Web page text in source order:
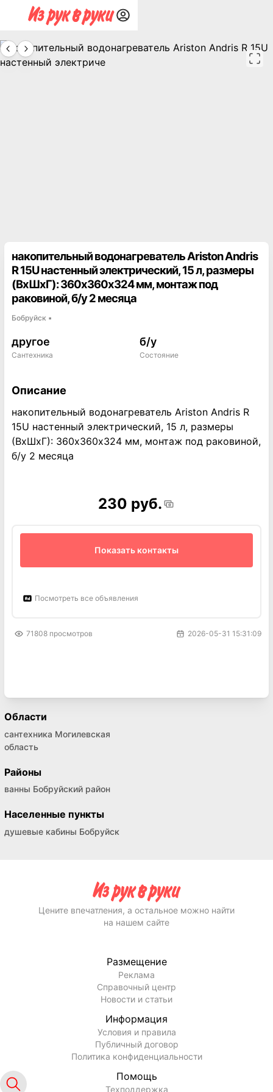
накопительный водонагреватель Ariston Andris
R 15U настенный электрический, 15 л, размеры
(ВхШхГ): 360х360х324 мм, монтаж под
раковиной, б/у 2 месяца
Бобруйск ▪
другое
Сантехника
б/у
Состояние
Описание
накопительный водонагреватель Ariston Andris R
15U настенный электрический, 15 л, размеры
(ВхШхГ): 360х360х324 мм, монтаж под раковиной,
б/у 2 месяца
230 руб.
Показать контакты
Посмотреть все объявления
71808 просмотров 2026-05-31 15:31:09
Области
сантехника Могилевская
область
Районы
ванны Бобруйский район
Населенные пункты
душевые кабины Бобруйск
Цените впечатления, а остальное можно найти
на нашем сайте
Размещение
Реклама
Справочный центр
Новости и статьи
Информация
Условия и правила
Публичный договор
Политика конфиденциальности
Помощь
Техподдержка